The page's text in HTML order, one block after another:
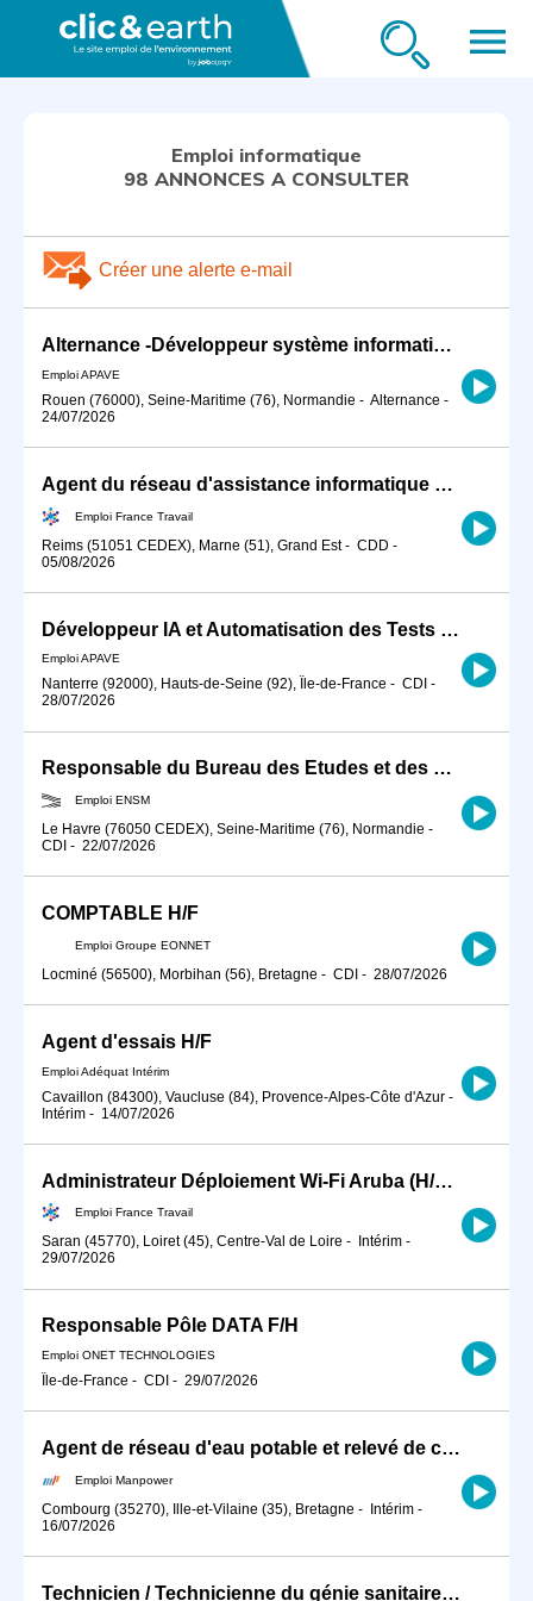
menu
Emploi informatique
98 ANNONCES A CONSULTER
Créer une alerte e-mail
Alternance -Développeur système informatique H/F
Emploi APAVE
Rouen (76000), Seine-Maritime (76), Normandie - Alternance -
24/07/2026
Agent du réseau d'assistance informatique académique H/F - Reims
Emploi France Travail
Reims (51051 CEDEX), Marne (51), Grand Est- CDD -
05/08/2026
Développeur IA et Automatisation des Tests Unitaires H/F
Emploi APAVE
Nanterre (92000), Hauts-de-Seine (92), Île-de-France - CDI -
28/07/2026
Responsable du Bureau des Etudes et des Formations (BEF)
Emploi ENSM
Le Havre (76050 CEDEX), Seine-Maritime (76), Normandie -
CDI - 22/07/2026
COMPTABLE H/F
Emploi Groupe EONNET
Locminé (56500), Morbihan (56), Bretagne - CDI - 28/07/2026
Agent d'essais H/F
Emploi Adéquat Intérim
Cavaillon (84300), Vaucluse (84), Provence-Alpes-Côte d'Azur -
Intérim - 14/07/2026
Administrateur Déploiement Wi-Fi Aruba (H/F) - Saran (H/F)
Emploi France Travail
Saran (45770), Loiret (45), Centre-Val de Loire - Intérim -
29/07/2026
Responsable Pôle DATA F/H
Emploi ONET TECHNOLOGIES
Île-de-France - CDI - 29/07/2026
Agent de réseau d'eau potable et relevé de compteur (H/F)
Emploi Manpower
Combourg (35270), Ille-et-Vilaine (35), Bretagne - Intérim -
16/07/2026
Technicien / Technicienne du génie sanitaire et environnement (H/F)